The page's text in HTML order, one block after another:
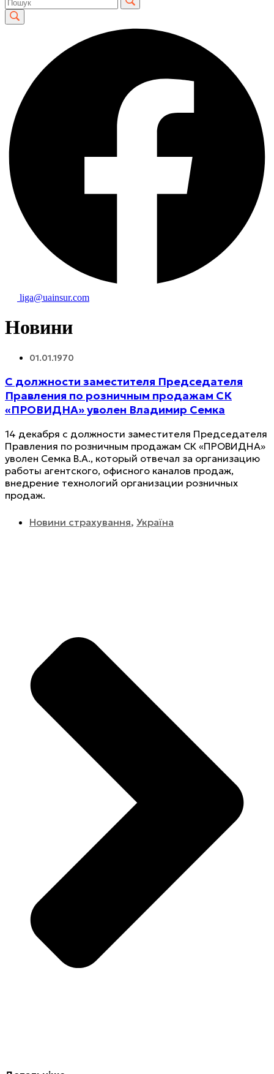
liga@uainsur.com
Новини
01.01.1970
С должности заместителя Председателя
Правления по розничным продажам СК
«ПРОВИДНА» уволен Владимир Семка
14 декабря с должности заместителя Председателя
Правления по розничным продажам СК «ПРОВИДНА»
уволен Семка В.А., который отвечал за организацию
работы агентского, офисного каналов продаж,
внедрение технологий организации розничных
продаж.
Новини страхування, Україна